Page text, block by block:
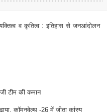
व कृतित्व : इतिहास से जनआंदोलन
टीम की कमान
कॉमनवेल्थ -26 में जीता कांस्य